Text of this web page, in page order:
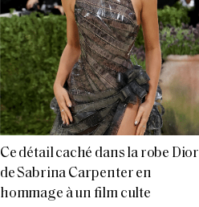
Ce détail caché dans la robe Dior
de Sabrina Carpenter en
hommage à un film culte